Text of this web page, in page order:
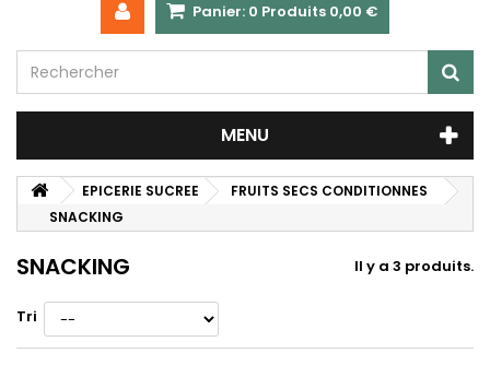
Panier: 0 Produits 0,00 €
MENU
EPICERIE SUCREE
FRUITS SECS CONDITIONNES
SNACKING
SNACKING Il y a 3 produits.
Tri